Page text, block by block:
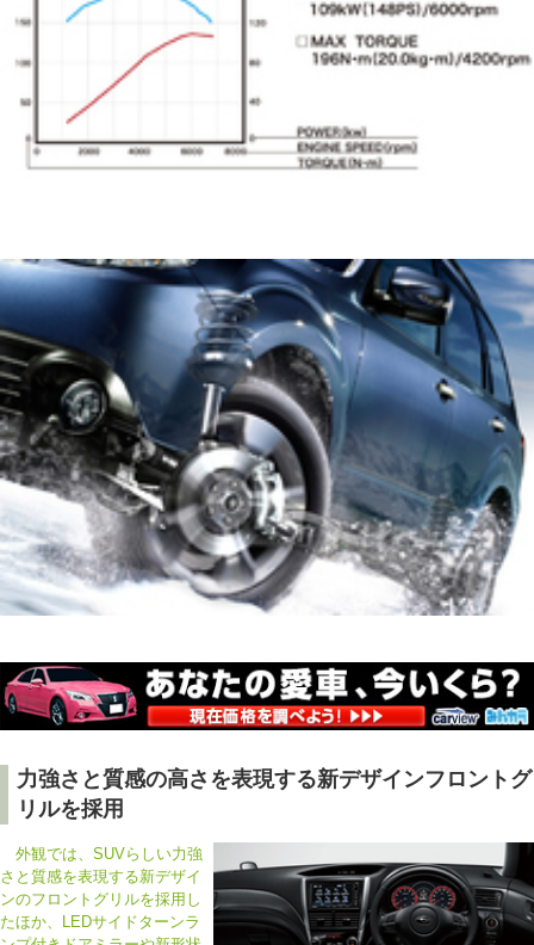
力強さと質感の高さを表現する新デザインフロントグ
リルを採用
外観では、SUVらしい力強
さと質感を表現する新デザイ
ンのフロントグリルを採用し
たほか、LEDサイドターンラ